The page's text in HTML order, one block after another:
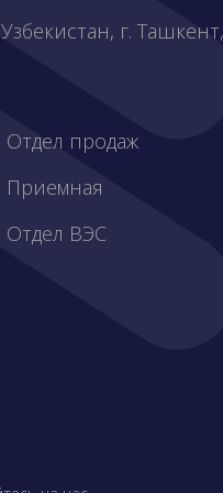
г. Ташкент,
Отдел продаж
Приемная
Отдел ВЭС